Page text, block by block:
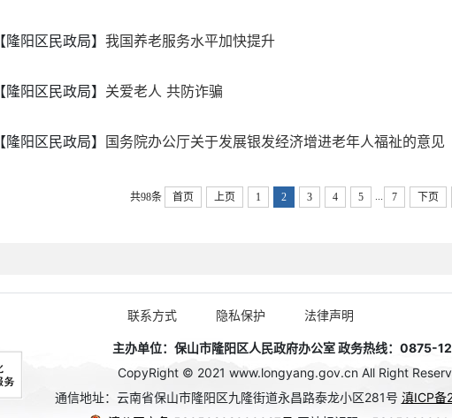
【隆阳区民政局】 我国养老服务水平加快提升
【隆阳区民政局】 关爱老人 共防诈骗
【隆阳区民政局】 国务院办公厅关于发展银发经济增进老年人福祉的意见
共98条 首页 上页 1 2 3 4 5 7 下页
联系方式 隐私保护 法律声明
主办单位：保山市隆阳区人民政府办公室 政务热线：0875-
CopyRight © 2021 www.longyang.gov.cn All Right
通信地址：云南省保山市隆阳区九隆街道永昌路泰龙小区281号 滇ICP